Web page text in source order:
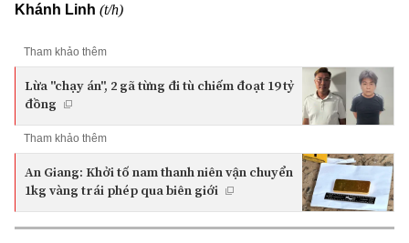
Khánh Linh (t/h)
Tham khảo thêm
Lừa "chạy án", 2 gã từng đi tù chiếm đoạt 19 tỷ
đồng
Tham khảo thêm
An Giang: Khởi tố nam thanh niên vận chuyển
1kg vàng trái phép qua biên giới